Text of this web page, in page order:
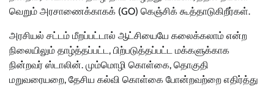
வெறும் அரசாணைக்காகக் (GO) கெஞ்சிக் கூத்தாடுகிறீர்கள்.
அரசியல் சட்டம் மீறப்பட்டால் ஆட்சியையே கலைக்கலாம் என்ற
நிலையிலும் தாழ்த்தப்பட்ட, பிற்படுத்தப்பட்ட மக்களுக்காக
நின்றவர் ஸ்டாலின். மும்மொழி கொள்கை, தொகுதி
மறுவரையறை, தேசிய கல்வி கொள்கை போன்றவற்றை எதிர்த்து